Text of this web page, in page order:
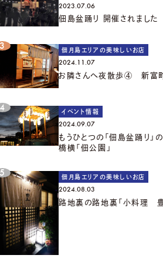
2023.07.06
佃島盆踊り 開催されました
佃月島エリアの美味しいお店
2024.11.07
お隣さんへ夜散歩④ 新富町
イベント情報
2024.09.07
もうひとつの「佃島盆踊り
橋横「佃公園」
佃月島エリアの美味しいお店
2024.08.03
路地裏の路地裏「小料理 豊